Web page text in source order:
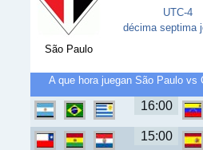
São Paulo
UTC-4
décima septima
A que hora juegan São Paulo vs
16:00
15:00